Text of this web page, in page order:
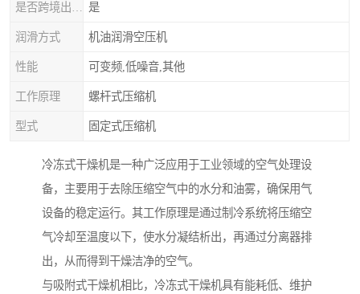
是
润滑方式 机油润滑空压机
性能 可变频,低噪音,其他
工作原理 螺杆式压缩机
型式 固定式压缩机
冷冻式干燥机是一种广泛应用于工业领域的空气处理设
备，主要用于去除压缩空气中的水分和油雾，确保用气
设备的稳定运行。其工作原理是通过制冷系统将压缩空
气冷却至温度以下，使水分凝结析出，再通过分离器排
出，从而得到干燥洁净的空气。
与吸附式干燥机相比，冷冻式干燥机具有能耗低、维护